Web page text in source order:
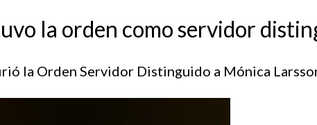
la orden como servidor
la Orden Servidor Distinguido a Mónica